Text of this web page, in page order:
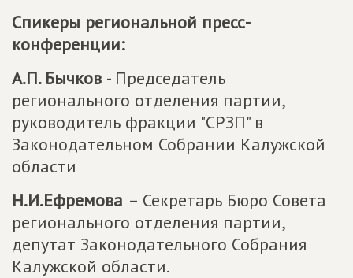
Спикеры региональной пресс-
конференции:
А.П. Бычков - Председатель
регионального отделения партии,
руководитель фракции "СРЗП" в
Законодательном Собрании Калужской
области
Н.И.Ефремова – Секретарь Бюро Совета
регионального отделения партии,
депутат Законодательного Собрания
Калужской области.